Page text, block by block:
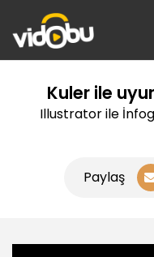
Kuler ile
Illustrator ile
Paylaş